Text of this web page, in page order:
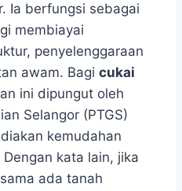
Ia berfungsi sebagai
membiayai
penyelenggaraan
awam. Bagi cukai
ini dipungut oleh
Selangor (PTGS)
kemudahan
kata lain, jika
ada tanah